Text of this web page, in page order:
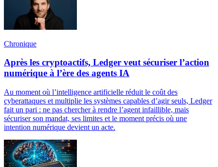
Chronique
Après les cryptoactifs, Ledger veut sécuriser l’action
numérique à l’ère des agents IA
Au moment où l’intelligence artificielle réduit le coût des
cyberattaques et multiplie les systèmes capables d’agir seuls, Ledger
fait un pari : ne pas chercher à rendre l’agent infaillible, mais
sécuriser son mandat, ses limites et le moment précis où une
intention numérique devient un acte.